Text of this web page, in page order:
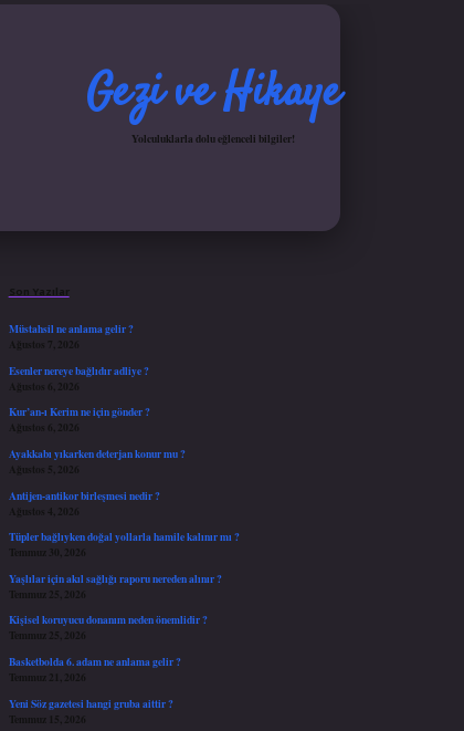
Gezi ve Hikaye
Yolculuklarla dolu eğlenceli bilgiler!
Son Yazılar
Müstahsil ne anlama gelir ?
Ağustos 7, 2026
Esenler nereye bağlıdır adliye ?
Ağustos 6, 2026
Kur’an-ı Kerim ne için gönder ?
Ağustos 6, 2026
Ayakkabı yıkarken deterjan konur mu ?
Ağustos 5, 2026
Antijen-antikor birleşmesi nedir ?
Ağustos 4, 2026
Tüpler bağlıyken doğal yollarla hamile kalınır mı ?
Temmuz 30, 2026
Yaşlılar için akıl sağlığı raporu nereden alınır ?
Temmuz 25, 2026
Kişisel koruyucu donanım neden önemlidir ?
Temmuz 25, 2026
Basketbolda 6. adam ne anlama gelir ?
Temmuz 21, 2026
Yeni Söz gazetesi hangi gruba aittir ?
Temmuz 15, 2026